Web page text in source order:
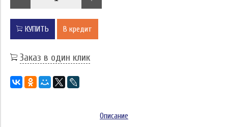
КУПИТЬ В кредит
Заказ в один клик
Описание